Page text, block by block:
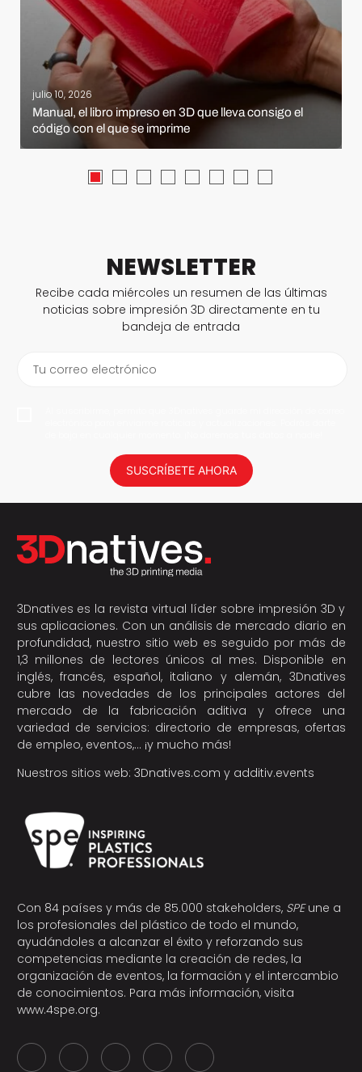
julio 10, 2026
Manual, el libro impreso en 3D que lleva consigo el
código con el que se imprime
NEWSLETTER
Recibe cada miércoles un resumen de las últimas
noticias sobre impresión 3D directamente en tu
bandeja de entrada
Tu correo electrónico
SUSCRÍBETE AHORA
3Dnatives es la revista virtual líder sobre impresión 3D y
sus aplicaciones. Con un análisis de mercado diario en
profundidad, nuestro sitio web es seguido por más de
1,3 millones de lectores únicos al mes. Disponible en
inglés, francés, español, italiano y alemán, 3Dnatives
cubre las novedades de los principales actores del
mercado de la fabricación aditiva y ofrece una
variedad de servicios: directorio de empresas, ofertas
de empleo, eventos,… ¡y mucho más!
Nuestros sitios web: 3Dnatives.com y additiv.events
Con 84 países y más de 85.000 stakeholders, SPEune a
los profesionales del plástico de todo el mundo,
ayudándoles a alcanzar el éxito y reforzando sus
competencias mediante la creación de redes, la
organización de eventos, la formación y el intercambio
de conocimientos. Para más información, visita
www.4spe.org.